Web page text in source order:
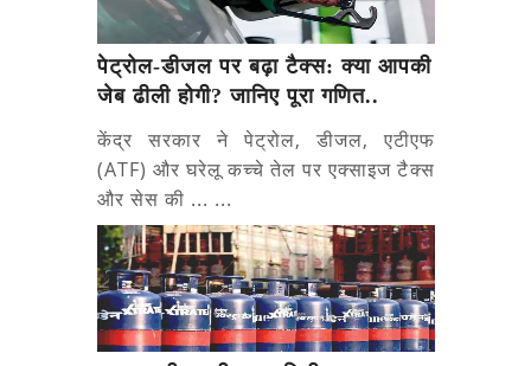
पेट्रोल-डीजल पर बढ़ा टैक्स: क्या आपकी
जेब ढीली होगी? जानिए पूरा गणित..
केंद्र सरकार ने पेट्रोल, डीजल, एटीएफ
(ATF) और घरेलू कच्चे तेल पर एक्साइज टैक्स
और सेस की ... ...